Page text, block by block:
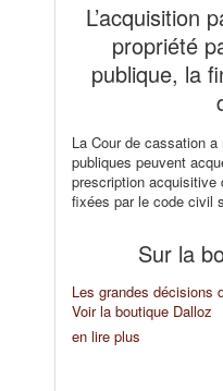
L’acquisition
propriété
publique, la
La Cour de cassation
publiques peuvent
prescription acquisitive
fixées par le code civil
Sur la
Les grandes décisions
Voir la boutique Dalloz
en lire plus